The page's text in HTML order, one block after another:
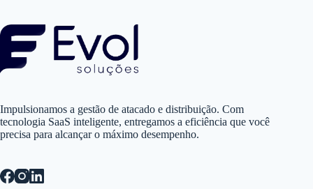
Impulsionamos a gestão de atacado e distribuição. Com
tecnologia SaaS inteligente, entregamos a eficiência que você
precisa para alcançar o máximo desempenho.